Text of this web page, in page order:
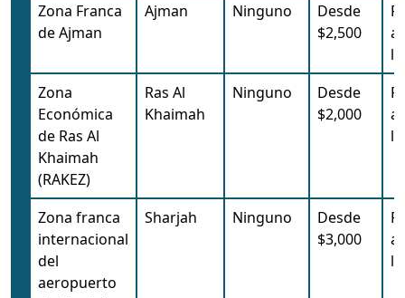
Zona Franca
de Ajman
Ajman Ninguno
Desde
$2,500
Zona
Económica
de Ras Al
Khaimah
(RAKEZ)
Ras Al
Khaimah
Ninguno
Desde
$2,000
Zona franca
internacional
del
aeropuerto
Sharjah Ninguno
Desde
$3,000